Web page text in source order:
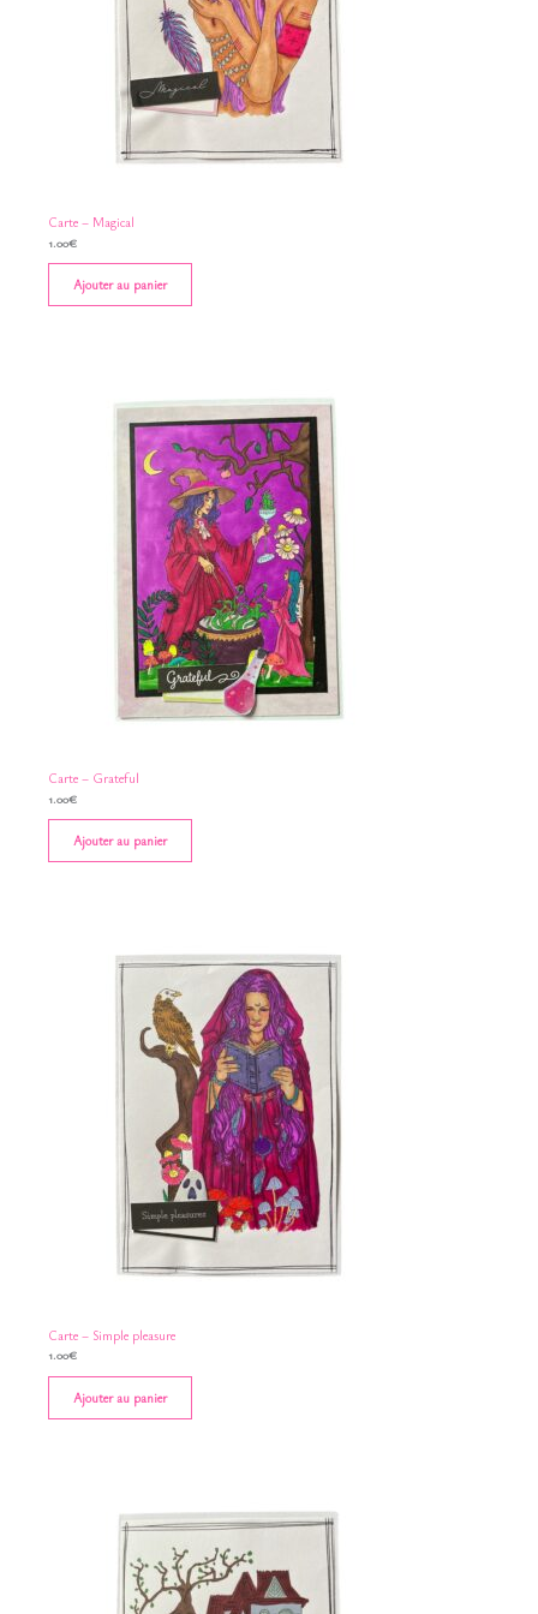
Carte – Magical
1.00€
Ajouter au panier
Carte – Grateful
1.00€
Ajouter au panier
Carte – Simple pleasure
1.00€
Ajouter au panier